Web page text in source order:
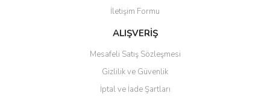
İletişim Formu
ALIŞVERİŞ
Mesafeli Satış Sözleşmesi
Gizlilik ve Güvenlik
İptal ve İade Şartları